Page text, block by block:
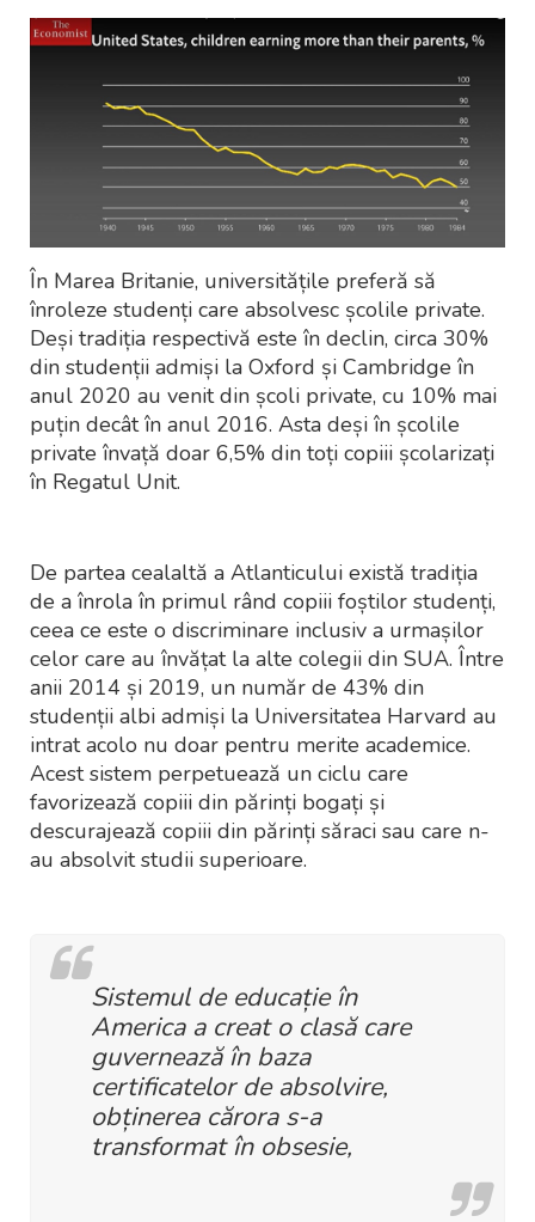
În Marea Britanie, universitățile preferă să
înroleze studenți care absolvesc școlile private.
Deși tradiția respectivă este în declin, circa 30%
din studenții admiși la Oxford și Cambridge în
anul 2020 au venit din școli private, cu 10% mai
puțin decât în anul 2016. Asta deși în școlile
private învață doar 6,5% din toți copiii școlarizați
în Regatul Unit.
De partea cealaltă a Atlanticului există tradiția
de a înrola în primul rând copiii foștilor studenți,
ceea ce este o discriminare inclusiv a urmașilor
celor care au învățat la alte colegii din SUA. Între
anii 2014 și 2019, un număr de 43% din
studenții albi admiși la Universitatea Harvard au
intrat acolo nu doar pentru merite academice.
Acest sistem perpetuează un ciclu care
favorizează copiii din părinți bogați și
descurajează copiii din părinți săraci sau care n-
au absolvit studii superioare.
Sistemul de educație în
America a creat o clasă care
guvernează în baza
certificatelor de absolvire,
obținerea cărora s-a
transformat în obsesie,